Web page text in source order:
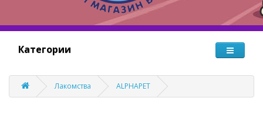
Категории
Лакомства ALPHAPET